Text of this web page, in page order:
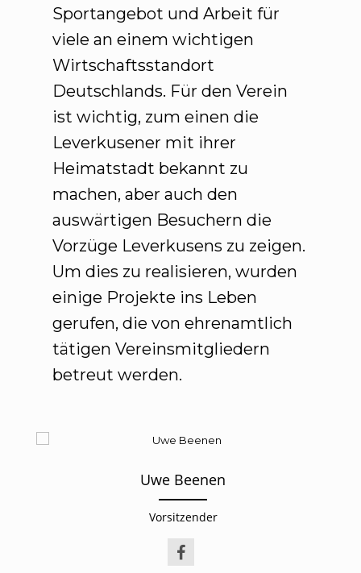
Sportangebot und Arbeit für
viele an einem wichtigen
Wirtschaftsstandort
Deutschlands. Für den Verein
ist wichtig, zum einen die
Leverkusener mit ihrer
Heimatstadt bekannt zu
machen, aber auch den
auswärtigen Besuchern die
Vorzüge Leverkusens zu zeigen.
Um dies zu realisieren, wurden
einige Projekte ins Leben
gerufen, die von ehrenamtlich
tätigen Vereinsmitgliedern
betreut werden.
Uwe Beenen
Vorsitzender